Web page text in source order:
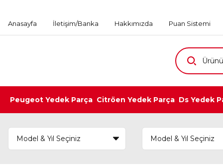
Anasayfa İletişim/Banka Hakkımızda Puan Sistemi
Peugeot Yedek Parça Citröen Yedek Parça Ds Yedek